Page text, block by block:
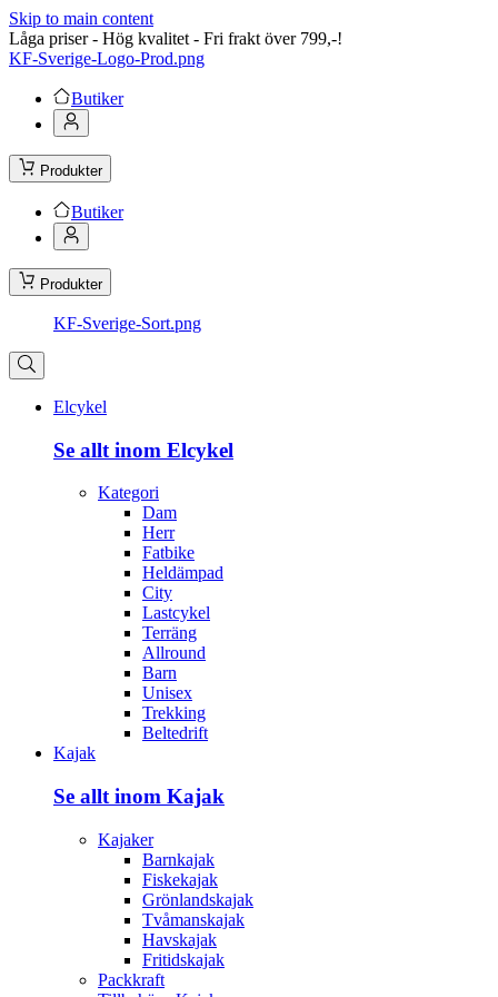
Skip to main content
Låga priser - Hög kvalitet - Fri frakt över 799,-!
KF-Sverige-Logo-Prod.png
Butiker
Produkter
Butiker
Produkter
KF-Sverige-Sort.png
Elcykel
Se allt inom Elcykel
Kategori
Dam
Herr
Fatbike
Heldämpad
City
Lastcykel
Terräng
Allround
Barn
Unisex
Trekking
Beltedrift
Kajak
Se allt inom Kajak
Kajaker
Barnkajak
Fiskekajak
Grönlandskajak
Tvåmanskajak
Havskajak
Fritidskajak
Packkraft